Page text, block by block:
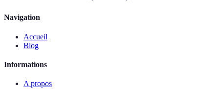
Navigation
Accueil
Blog
Informations
A propos